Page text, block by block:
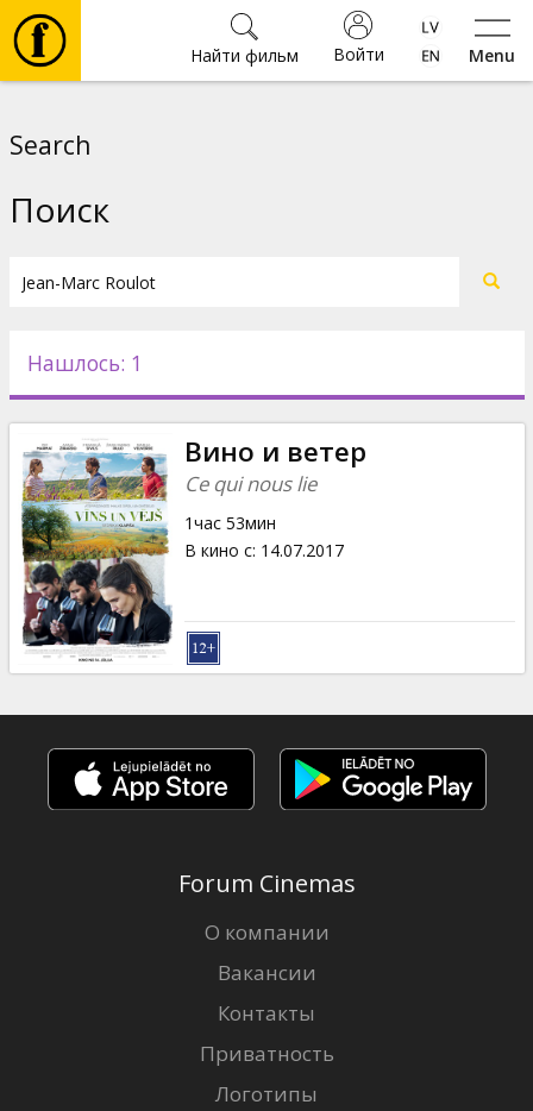
Menu
Войти
Найти фильм
Новости
Подарки
Кинозакуски
B2B
Клуб
Search
Поиск
Нашлось: 1
Вино и ветер
Ce qui nous lie
1час 53мин
В кино с: 14.07.2017
Forum Cinemas
О компании
Вакансии
Контакты
Приватность
Логотипы